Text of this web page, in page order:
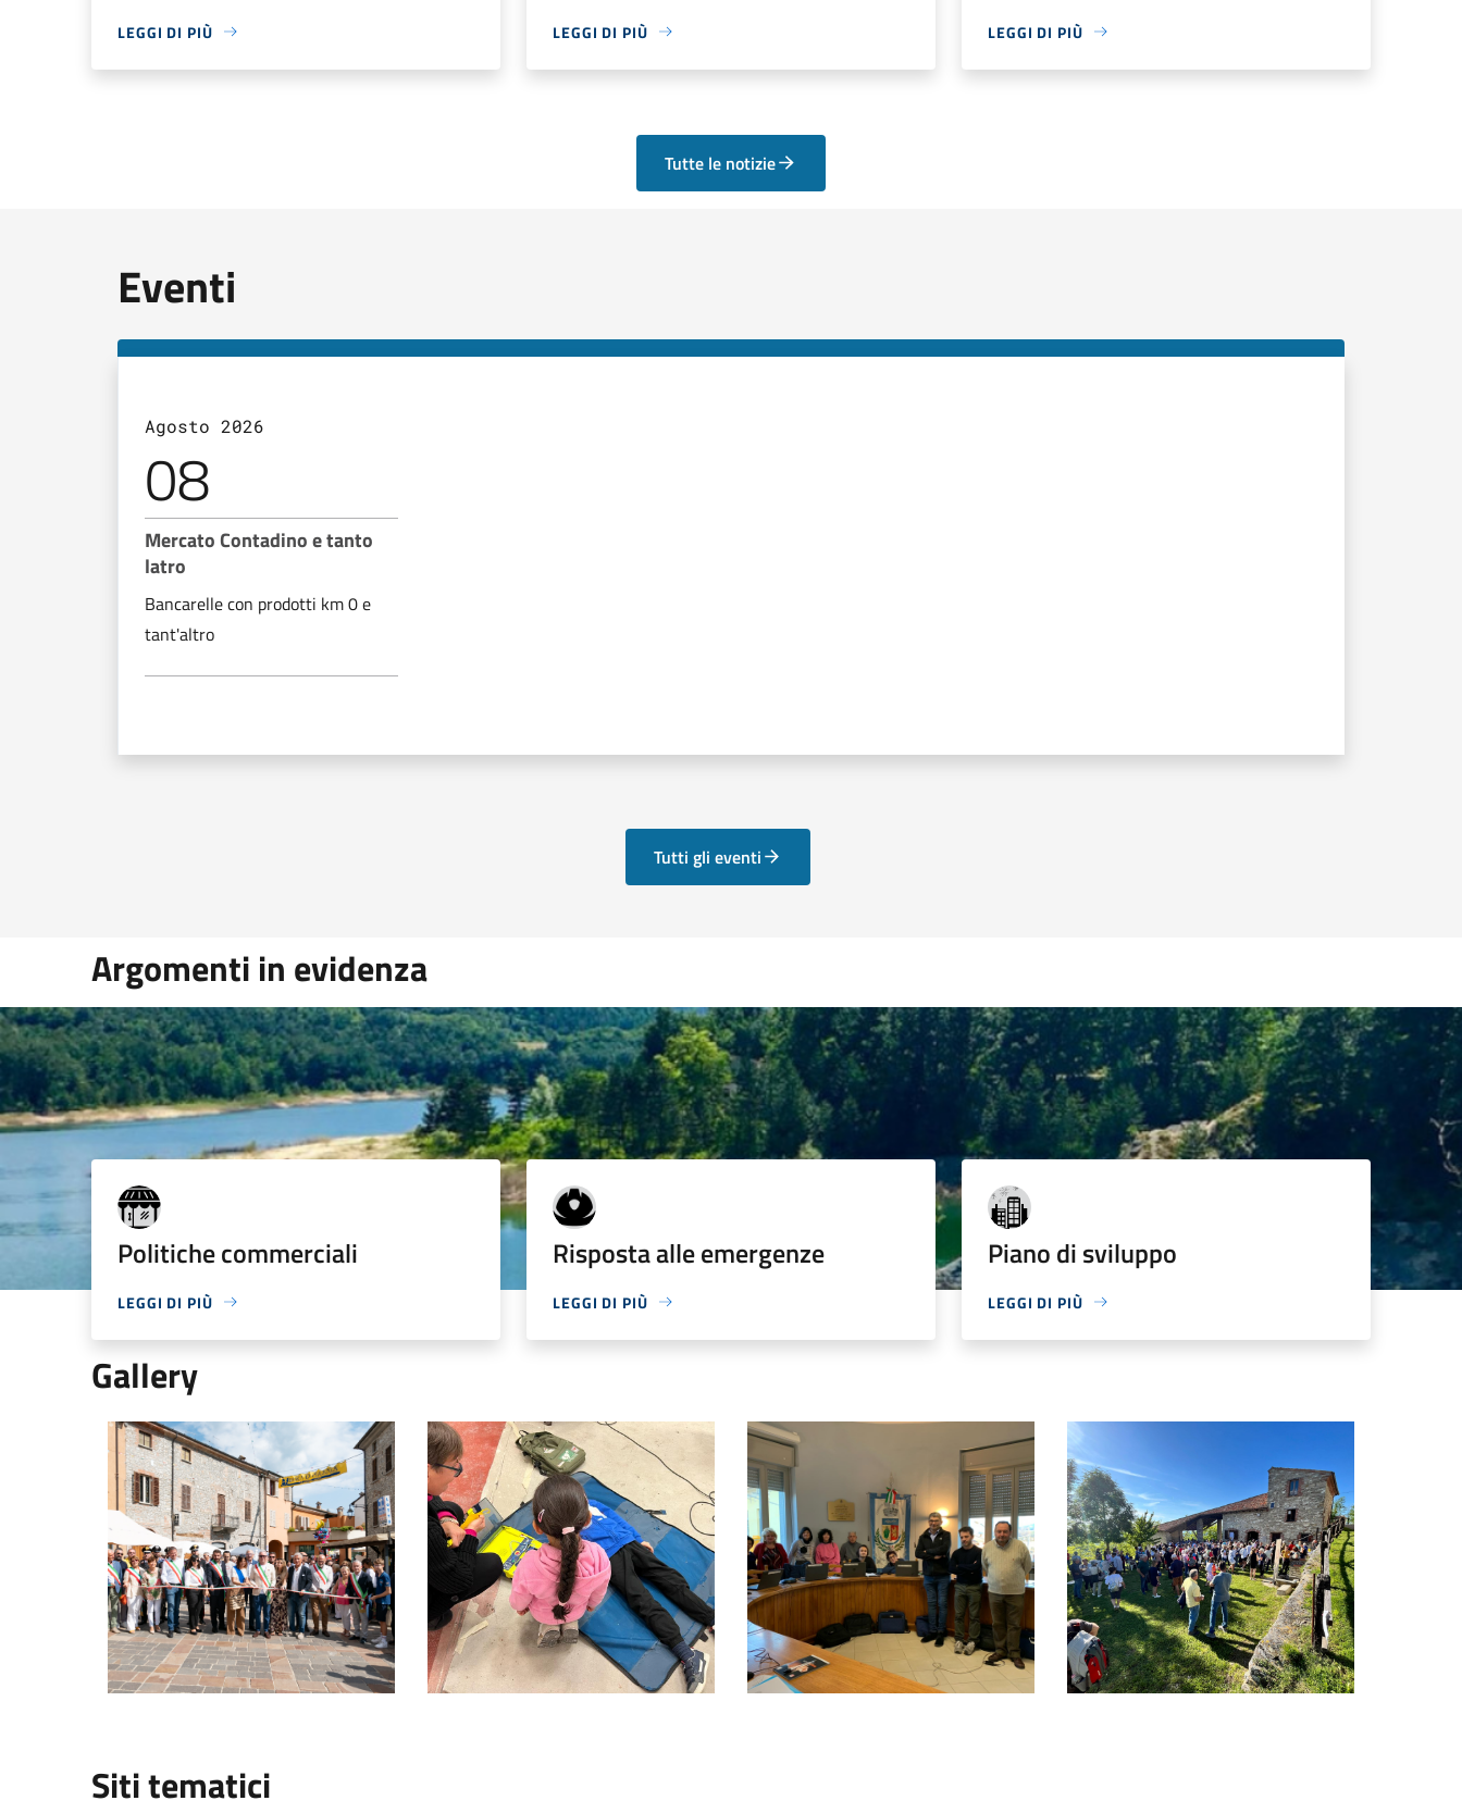
LEGGI DI PIÙ LEGGI DI PIÙ LEGGI DI PIÙ
Tutte le notizie
Eventi
Agosto 2026
08
Mercato Contadino e tanto
latro
Bancarelle con prodotti km 0 e
tant'altro
Tutti gli eventi
Argomenti in evidenza
Politiche commerciali
LEGGI DI PIÙ
Risposta alle emergenze
LEGGI DI PIÙ
Piano di sviluppo
LEGGI DI PIÙ
Gallery
Grande Fiera di Nibbiano - Martedi' 20 agosto 2024Alta Val Tidone protegge il cuore con Progetto VitaDonne e digitale; successo per i corsi organizzati in Alta Val Tidone Anno 2024
Tanti partecipanti alla camminata pro Hospice dei
Siti tematici